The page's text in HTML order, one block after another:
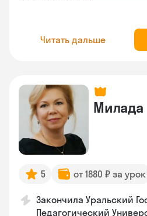
Читать дальше
Милада
5 от 1880 ₽ за урок
Закончила Уральский
Педагогический